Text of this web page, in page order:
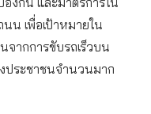
น เพื่อเป้าหมายใน
จากการขับรถเร็วบน
ประชาชนจำนวนมาก